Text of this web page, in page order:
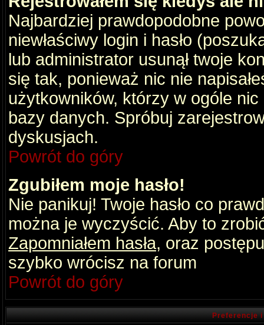
Najbardziej prawdopodobne
niewłaściwy login i hasło
lub administrator usunął twoje
się tak, ponieważ nic nie
użytkowników, którzy w ogóle
bazy danych. Spróbuj
dyskusjach.
Powrót do góry
Zgubiłem moje hasło!
Nie panikuj! Twoje hasło co
można je wyczyścić. Aby to
Zapomniałem hasła, oraz
szybko wrócisz na forum
Powrót do góry
Preferencje